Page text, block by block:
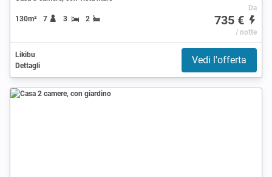
130m² 7 3 2
Da
735 €
/ notte
Likibu
Dettagli
Vedi l'offerta